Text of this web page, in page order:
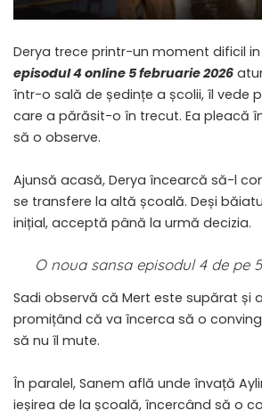
Derya trece printr-un moment dificil in
episodul 4 online 5 februarie 2026
într-o sală de ședințe a școlii, îl vede
care a părăsit-o în trecut. Ea pleacă
să o observe.
Ajunsă acasă, Derya încearcă să-l
se transfere la altă școală. Deși
inițial, acceptă până la urmă decizia.
O noua sansa episodul 4 de pe
Sadi observă că Mert este supărat și
promițând că va încerca să o
să nu îl mute.
În paralel, Sanem află unde învață
ieșirea de la școală, încercând să o